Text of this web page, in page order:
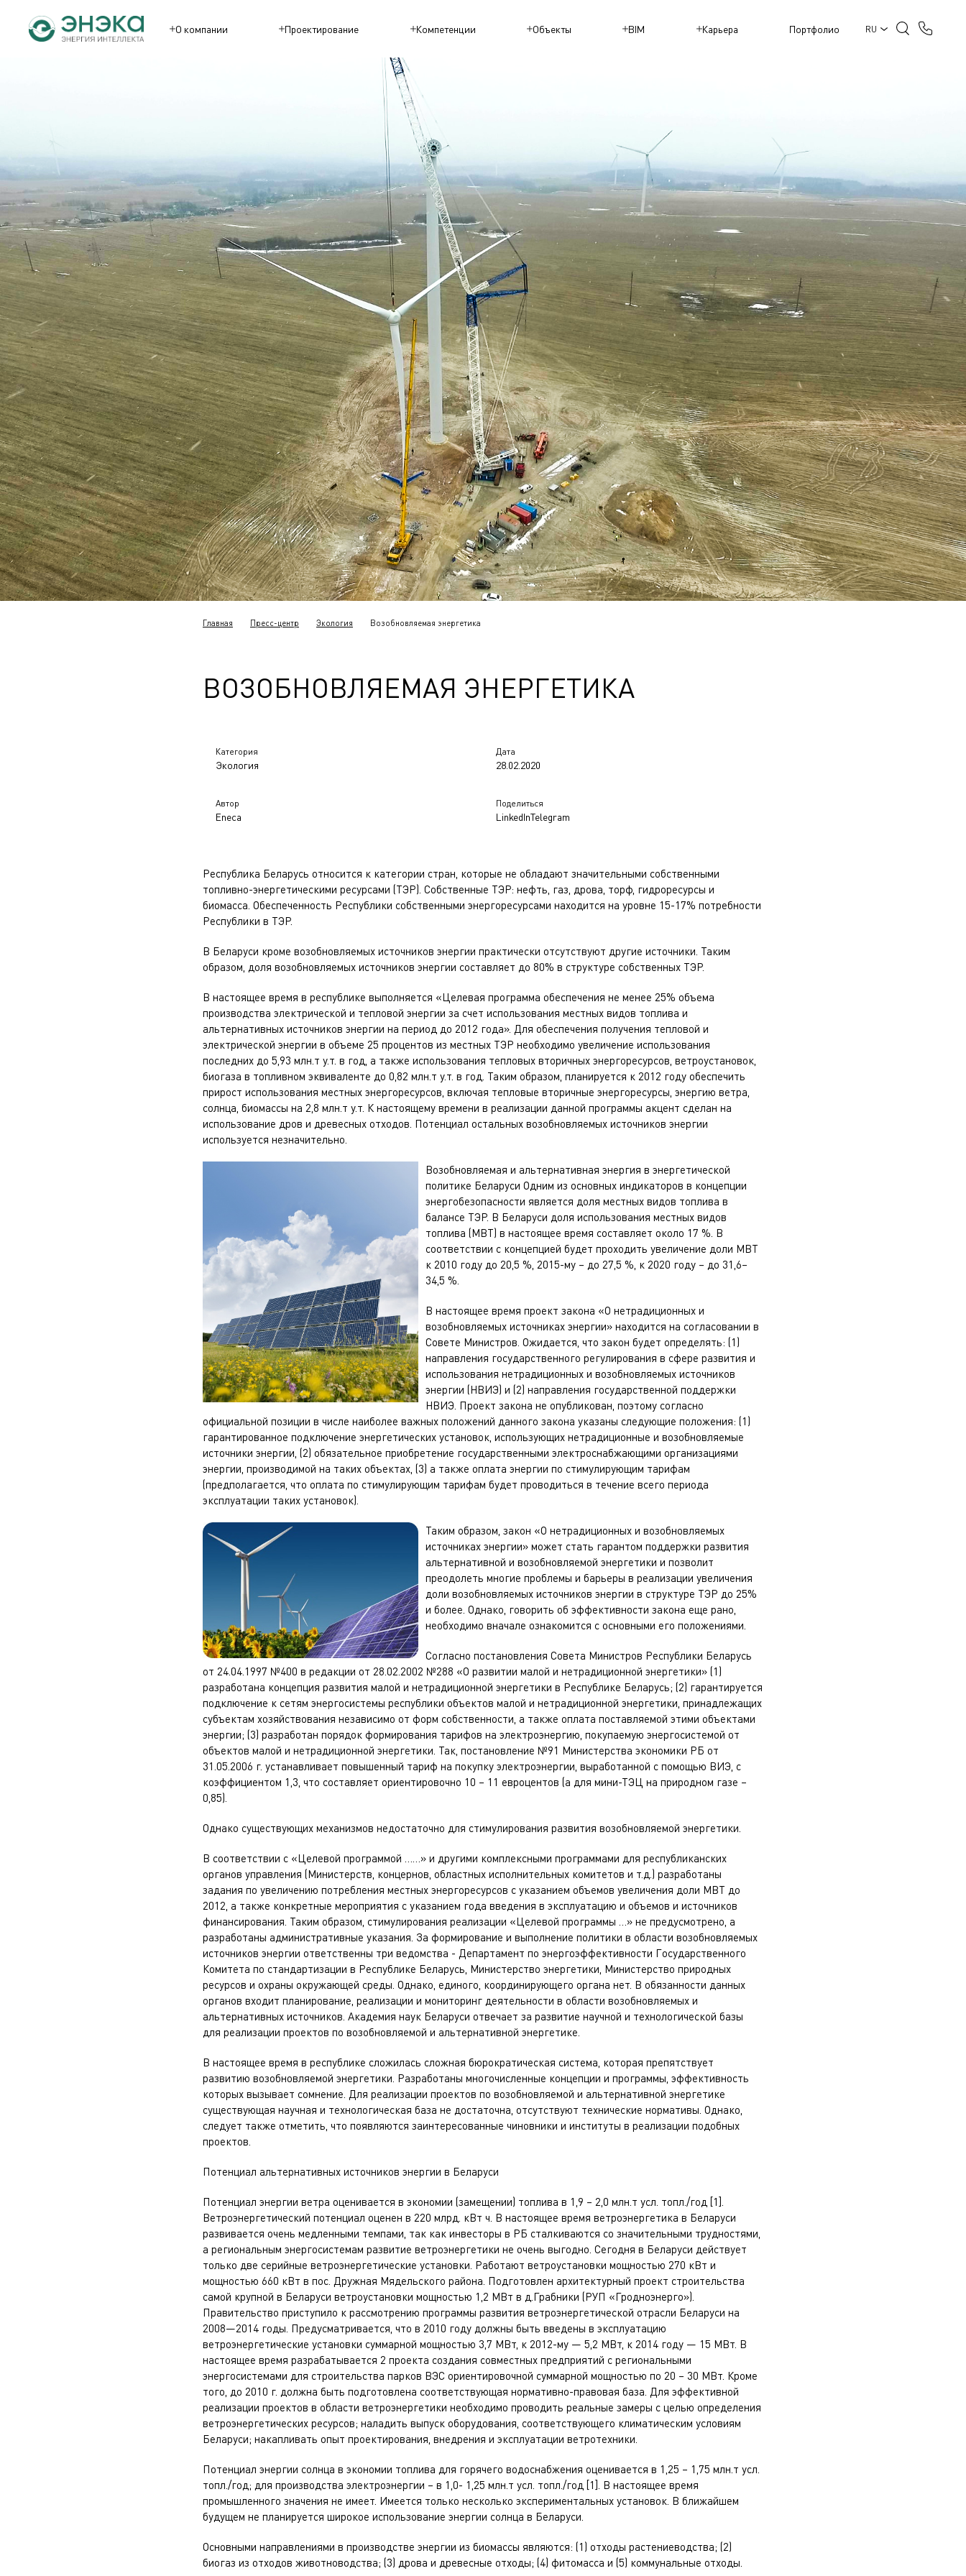
О компании Проектирование Компетенции Объекты BIM Карьера Портфолио RU
Главная Пресс-центр Экология Возобновляемая энергетика
ВОЗОБНОВЛЯЕМАЯ ЭНЕРГЕТИКА
Категория
Экология
Дата
28.02.2020
Автор
Eneca
Поделиться
LinkedInTelegram
Республика Беларусь относится к категории стран, которые не обладают значительными собственными
топливно-энергетическими ресурсами (ТЭР). Собственные ТЭР: нефть, газ, дрова, торф, гидроресурсы и
биомасса. Обеспеченность Pеспублики собственными энергоресурсами находится на уровне 15-17% потребности
Республики в ТЭР.
В Беларуси кроме возобновляемых источников энергии практически отсутствуют другие источники. Таким
образом, доля возобновляемых источников энергии составляет до 80% в структуре собственных ТЭР.
В настоящее время в республике выполняется «Целевая программа обеспечения не менее 25% объема
производства электрической и тепловой энергии за счет использования местных видов топлива и
альтернативных источников энергии на период до 2012 года». Для обеспечения получения тепловой и
электрической энергии в объеме 25 процентов из местных ТЭР необходимо увеличение использования
последних до 5,93 млн.т у.т. в год, а также использования тепловых вторичных энергоресурсов, ветроустановок,
биогаза в топливном эквиваленте до 0,82 млн.т у.т. в год. Таким образом, планируется к 2012 году обеспечить
прирост использования местных энергоресурсов, включая тепловые вторичные энергоресурсы, энергию ветра,
солнца, биомассы на 2,8 млн.т у.т. К настоящему времени в реализации данной программы акцент сделан на
использование дров и древесных отходов. Потенциал остальных возобновляемых источников энергии
используется незначительно.
Возобновляемая и альтернативная энергия в энергетической
политике Беларуси Одним из основных индикаторов в концепции
энергобезопасности является доля местных видов топлива в
балансе ТЭР. В Беларуси доля использования местных видов
топлива (МВТ) в настоящее время составляет около 17 %. В
соответствии с концепцией будет проходить увеличение доли МВТ
к 2010 году до 20,5 %, 2015-му – до 27,5 %, к 2020 году – до 31,6–
34,5 %.
В настоящее время проект закона «О нетрадиционных и
возобновляемых источниках энергии» находится на согласовании в
Совете Министров. Ожидается, что закон будет определять: (1)
направления государственного регулирования в сфере развития и
использования нетрадиционных и возобновляемых источников
энергии (НВИЭ) и (2) направления государственной поддержки
НВИЭ. Проект закона не опубликован, поэтому согласно
официальной позиции в числе наиболее важных положений данного закона указаны следующие положения: (1)
гарантированное подключение энергетических установок, использующих нетрадиционные и возобновляемые
источники энергии, (2) обязательное приобретение государственными электроснабжающими организациями
энергии, производимой на таких объектах, (3) а также оплата энергии по стимулирующим тарифам
(предполагается, что оплата по стимулирующим тарифам будет проводиться в течение всего периода
эксплуатации таких установок).
Таким образом, закон «О нетрадиционных и возобновляемых
источниках энергии» может стать гарантом поддержки развития
альтернативной и возобновляемой энергетики и позволит
преодолеть многие проблемы и барьеры в реализации увеличения
доли возобновляемых источников энергии в структуре ТЭР до 25%
и более. Однако, говорить об эффективности закона еще рано,
необходимо вначале ознакомится с основными его положениями.
Согласно постановления Совета Министров Республики Беларусь
от 24.04.1997 №400 в редакции от 28.02.2002 №288 «О развитии малой и нетрадиционной энергетики» (1)
разработана концепция развития малой и нетрадиционной энергетики в Республике Беларусь; (2) гарантируется
подключение к сетям энергосистемы республики объектов малой и нетрадиционной энергетики, принадлежащих
субъектам хозяйствования независимо от форм собственности, а также оплата поставляемой этими объектами
энергии; (3) разработан порядок формирования тарифов на электроэнергию, покупаемую энергосистемой от
объектов малой и нетрадиционной энергетики. Так, постановление №91 Министерства экономики РБ от
31.05.2006 г. устанавливает повышенный тариф на покупку электроэнергии, выработанной с помощью ВИЭ, с
коэффициентом 1,3, что составляет ориентировочно 10 – 11 евроцентов (а для мини-ТЭЦ на природном газе –
0,85).
Однако существующих механизмов недостаточно для стимулирования развития возобновляемой энергетики.
В соответствии с «Целевой программой ……» и другими комплексными программами для республиканских
органов управления (Министерств, концернов, областных исполнительных комитетов и т.д.) разработаны
задания по увеличению потребления местных энергоресурсов с указанием объемов увеличения доли МВТ до
2012, а также конкретные мероприятия с указанием года введения в эксплуатацию и объемов и источников
финансирования. Таким образом, стимулирования реализации «Целевой программы …» не предусмотрено, а
разработаны административные указания. За формирование и выполнение политики в области возобновляемых
источников энергии ответственны три ведомства - Департамент по энергоэффективности Государственного
Комитета по стандартизации в Республике Беларусь, Министерство энергетики, Министерство природных
ресурсов и охраны окружающей среды. Однако, единого, координирующего органа нет. В обязанности данных
органов входит планирование, реализации и мониторинг деятельности в области возобновляемых и
альтернативных источников. Академия наук Беларуси отвечает за развитие научной и технологической базы
для реализации проектов по возобновляемой и альтернативной энергетике.
В настоящее время в республике сложилась сложная бюрократическая система, которая препятствует
развитию возобновляемой энергетики. Разработаны многочисленные концепции и программы, эффективность
которых вызывает сомнение. Для реализации проектов по возобновляемой и альтернативной энергетике
существующая научная и технологическая база не достаточна, отсутствуют технические нормативы. Однако,
следует также отметить, что появляются заинтересованные чиновники и институты в реализации подобных
проектов.
Потенциал альтернативных источников энергии в Беларуси
Потенциал энергии ветра оценивается в экономии (замещении) топлива в 1,9 – 2,0 млн.т усл. топл./год [1].
Ветроэнергетический потенциал оценен в 220 млрд. кВт ч. В настоящее время ветроэнергетика в Беларуси
развивается очень медленными темпами, так как инвесторы в РБ сталкиваются со значительными трудностями,
а региональным энергосистемам развитие ветроэнергетики не очень выгодно. Сегодня в Беларуси действует
только две серийные ветроэнергетические установки. Работают ветроустановки мощностью 270 кВт и
мощностью 660 кВт в пос. Дружная Мядельского района. Подготовлен архитектурный проект строительства
самой крупной в Беларуси ветроустановки мощностью 1,2 МВт в д.Грабники (РУП «Гродноэнерго»).
Правительство приступило к рассмотрению программы развития ветроэнергетической отрасли Беларуси на
2008—2014 годы. Предусматривается, что в 2010 году должны быть введены в эксплуатацию
ветроэнергетические установки суммарной мощностью 3,7 МВт, к 2012-му — 5,2 МВт, к 2014 году — 15 МВт. В
настоящее время разрабатывается 2 проекта создания совместных предприятий с региональными
энергосистемами для строительства парков ВЭС ориентировочной суммарной мощностью по 20 – 30 МВт. Кроме
того, до 2010 г. должна быть подготовлена соответствующая нормативно-правовая база. Для эффективной
реализации проектов в области ветроэнергетики необходимо проводить реальные замеры с целью определения
ветроэнергетических ресурсов; наладить выпуск оборудования, соответствующего климатическим условиям
Беларуси; накапливать опыт проектирования, внедрения и эксплуатации ветротехники.
Потенциал энергии солнца в экономии топлива для горячего водоснабжения оценивается в 1,25 – 1,75 млн.т усл.
топл./год; для производства электроэнергии – в 1,0- 1,25 млн.т усл. топл./год [1]. В настоящее время
промышленного значения не имеет. Имеется только несколько экспериментальных установок. В ближайшем
будущем не планируется широкое использование энергии солнца в Беларуси.
Основными направлениями в производстве энергии из биомассы являются: (1) отходы растениеводства; (2)
биогаз из отходов животноводства; (3) дрова и древесные отходы; (4) фитомасса и (5) коммунальные отходы.